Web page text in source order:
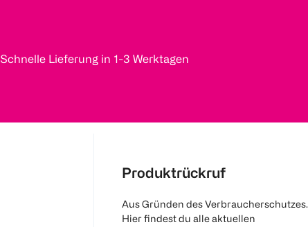
Schnelle Lieferung in 1-3 Werktagen
Produktrückruf
Aus Gründen des Verbraucherschutzes.
Hier findest du alle aktuellen